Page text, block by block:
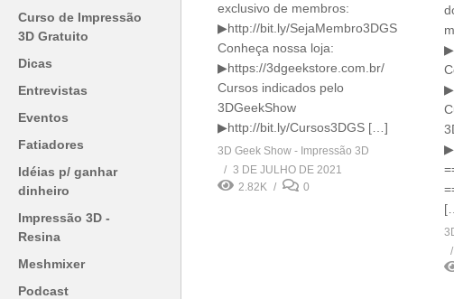
Curso de Impressão
3D Gratuito
Dicas
Entrevistas
Eventos
Fatiadores
Idéias p/ ganhar
dinheiro
Impressão 3D -
Resina
Meshmixer
Podcast
exclusivo de membros:
▶http://bit.ly/SejaMembro3DGS
Conheça nossa loja:
▶https://3dgeekstore.com.br/
Cursos indicados pelo
3DGeekShow
▶http://bit.ly/Cursos3DGS […]
3D Geek Show - Impressão 3D
3 DE JULHO DE 2021
2.82K
0